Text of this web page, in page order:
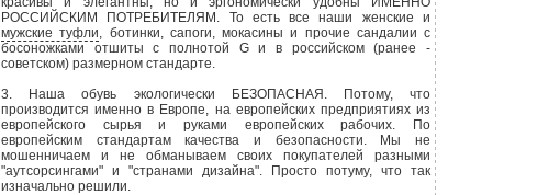
РОССИЙСКИМ ПОТРЕБИТЕЛЯМ. То есть все наши женские и
мужские туфли, ботинки, сапоги, мокасины и прочие сандалии с
босоножками отшиты с полнотой G и в российском (ранее -
советском) размерном стандарте.
3. Наша обувь экологически БЕЗОПАСНАЯ. Потому, что
производится именно в Европе, на европейских предприятиях из
европейского сырья и руками европейских рабочих. По
европейским стандартам качества и безопасности. Мы не
мошенничаем и не обманываем своих покупателей разными
"аутсорсингами" и "странами дизайна". Просто потуму, что так
изначально решили.